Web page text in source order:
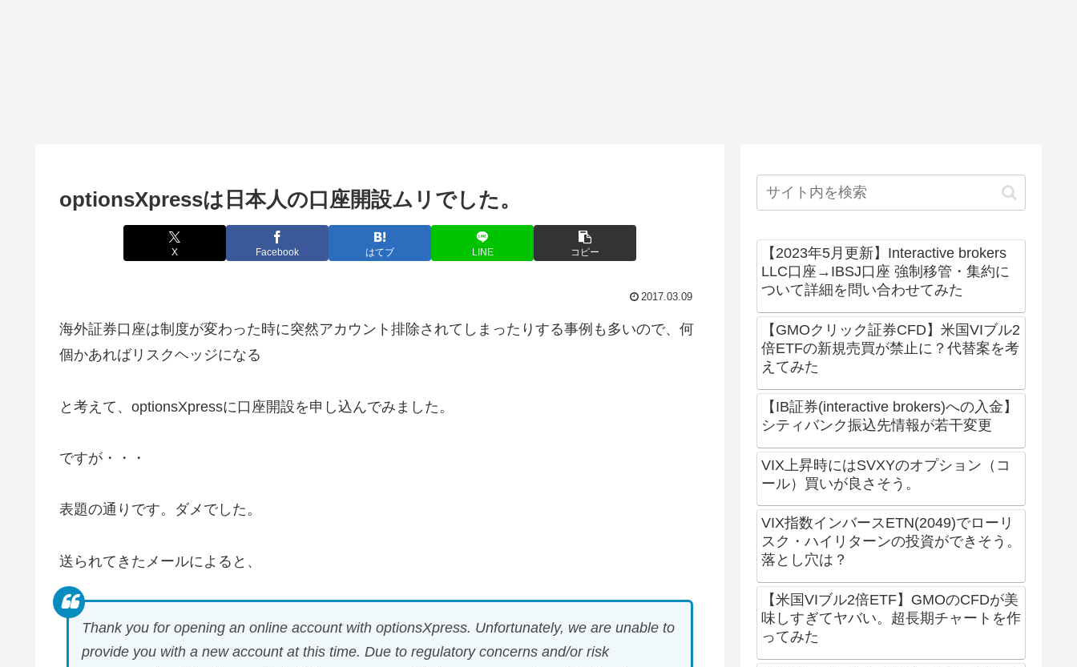
optionsXpressは日本人の口座開設ムリでした。
X Facebook はてブ LINE コピー
2017.03.09
海外証券口座は制度が変わった時に突然アカウント排除されてしまったりする事例も多いので、何
個かあればリスクヘッジになる
と考えて、optionsXpressに口座開設を申し込んでみました。
ですが・・・
表題の通りです。ダメでした。
送られてきたメールによると、
Thank you for opening an online account with optionsXpress. Unfortunately, we are unable to
provide you with a new account at this time. Due to regulatory concerns and/or risk
【2023年5月更新】Interactive brokers
LLC口座→IBSJ口座 強制移管・集約に
ついて詳細を問い合わせてみた
【GMOクリック証券CFD】米国VIブル2
倍ETFの新規売買が禁止に？代替案を考
えてみた
【IB証券(interactive brokers)への入金】
シティバンク振込先情報が若干変更
VIX上昇時にはSVXYのオプション（コ
ール）買いが良さそう。
VIX指数インバースETN(2049)でローリ
スク・ハイリターンの投資ができそう。
落とし穴は？
【米国VIブル2倍ETF】GMOのCFDが美
味しすぎてヤバい。超長期チャートを作
ってみた